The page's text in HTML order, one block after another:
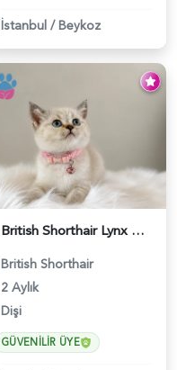
İstanbul /Beykoz
British Shorthair Lynx Point Dişi Yavrumuz Yuva Arıyor - 5148
British Shorthair
2 Aylık
Dişi
GÜVENILIR ÜYE